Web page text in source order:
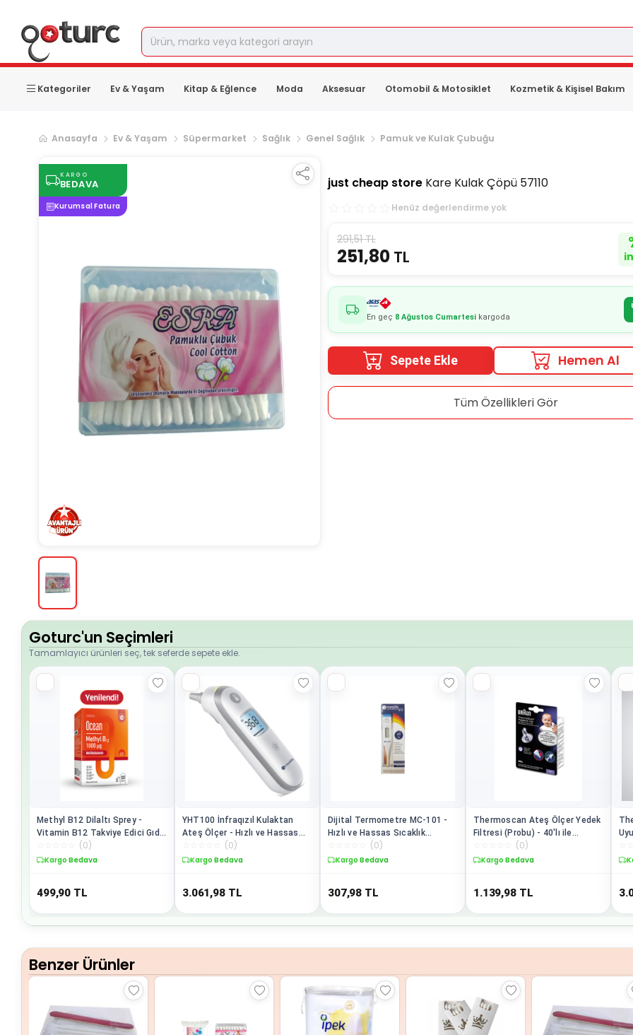
Kategoriler Ev & Yaşam Kitap & Eğlence Moda Aksesuar Otomobil & Motosiklet Kozmetik & Kişisel Bakım
Anasayfa Ev & Yaşam Süpermarket Sağlık Genel Sağlık Pamuk ve Kulak Çubuğu
KARGO
BEDAVA
Kurumsal Fatura
just cheap store Kare Kulak Çöpü 57110
Henüz değerlendirme yok
291,51 TL
251,80TL
En geç 8 Ağustos Cumartesikargoda
Sepete Ekle Hemen Al
Tüm Özellikleri Gör
Goturc'un Seçimleri
Tamamlayıcı ürünleri seç, tek seferde sepete ekle.
Methyl B12 Dilaltı Sprey -
Vitamin B12 Takviye Edici Gıda
- 1000 µg (Metilkobalamin) - 10
ml
(0)
Kargo Bedava
499,90 TL
YHT100 İnfraqızıl Kulaktan
Ateş Ölçer - Hızlı ve Hassas
Sıcaklık Ölçümü
(0)
Kargo Bedava
3.061,98 TL
Dijital Termometre MC-101 -
Hızlı ve Hassas Sıcaklık
(0)
Kargo Bedava
307,98 TL
Thermoscan Ateş Ölçer Yedek
Filtresi (Probu) - 40'lı ile
(0)
Kargo Bedava
1.139,98 TL
1
Benzer Ürünler